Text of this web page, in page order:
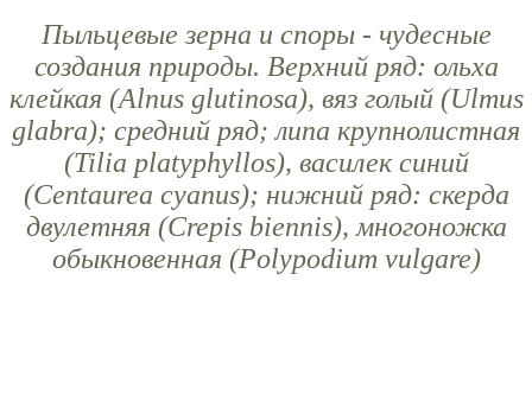
Пыльцевые зерна и споры - чудесные
создания природы. Верхний ряд: ольха
клейкая (Alnus glutinosa), вяз голый (Ulmus
glabra); средний ряд; липа крупнолистная
(Tilia platyphyllos), василек синий
(Centaurea cyanus); нижний ряд: скерда
двулетняя (Crepis biennis), многоножка
обыкновенная (Polypodium vulgare)